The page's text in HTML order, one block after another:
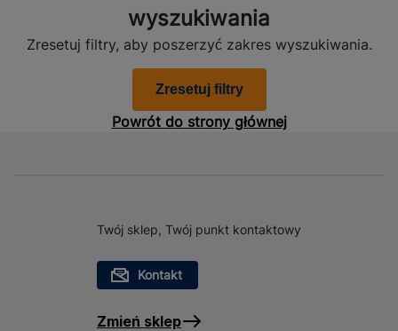
wyszukiwania
Zresetuj filtry, aby poszerzyć zakres wyszukiwania.
Twój sklep, Twój punkt kontaktowy
Kontakt
Zmień sklep